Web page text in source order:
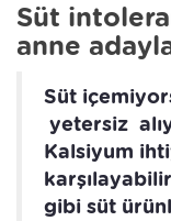
Süt
anne
Süt
yetersiz
Kalsiyum
gibi süt